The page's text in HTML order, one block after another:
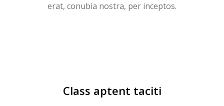
erat, conubia nostra, per inceptos.
Class aptent taciti